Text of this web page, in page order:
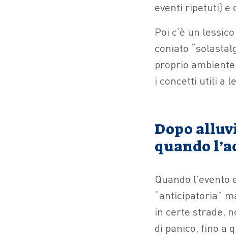
eventi ripetuti) e
Poi c’è un
coniato
proprio
i concetti utili a
Dopo
quando
Quando
“anticipatoria”
in certe strade,
di panico, fino a